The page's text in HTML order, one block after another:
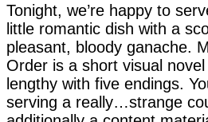
Tonight, we’re happy to
little romantic dish with a
pleasant, bloody ganache.
Order is a short visual
lengthy with five endings.
serving a really…strange